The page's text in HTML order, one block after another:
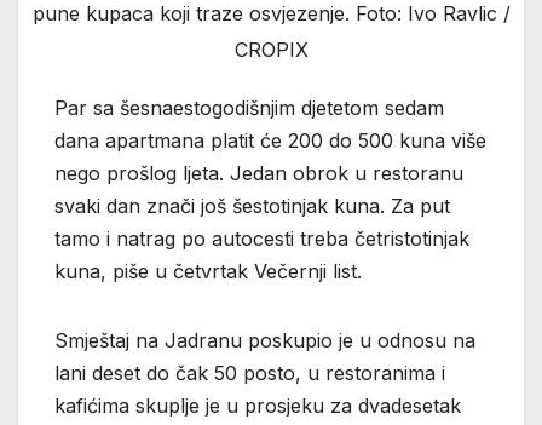
pune kupaca koji traze osvjezenje. Foto: Ivo Ravlic /
CROPIX
Par sa šesnaestogodišnjim djetetom sedam
dana apartmana platit će 200 do 500 kuna više
nego prošlog ljeta. Jedan obrok u restoranu
svaki dan znači još šestotinjak kuna. Za put
tamo i natrag po autocesti treba četristotinjak
kuna, piše u četvrtak Večernji list.
Smještaj na Jadranu poskupio je u odnosu na
lani deset do čak 50 posto, u restoranima i
kafićima skuplje je u prosjeku za dvadesetak